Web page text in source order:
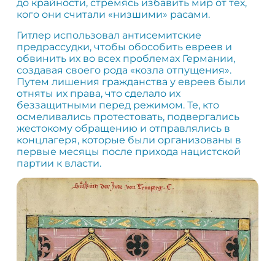
до крайности, стремясь избавить мир от тех,
кого они считали «низшими» расами.
Гитлер использовал антисемитские
предрассудки, чтобы обособить евреев и
обвинить их во всех проблемах Германии,
создавая своего рода «козла отпущения».
Путем лишения гражданства у евреев были
отняты их права, что сделало их
беззащитными перед режимом. Те, кто
осмеливались протестовать, подвергались
жестокому обращению и отправлялись в
концлагеря, которые были организованы в
первые месяцы после прихода нацистской
партии к власти.